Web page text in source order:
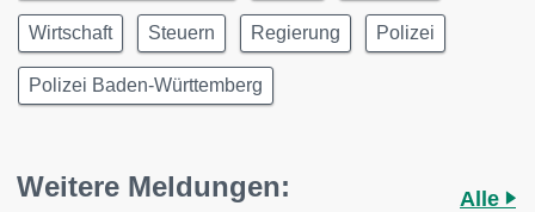
Wirtschaft Steuern Regierung Polizei
Polizei Baden-Württemberg
Weitere Meldungen:
Alle